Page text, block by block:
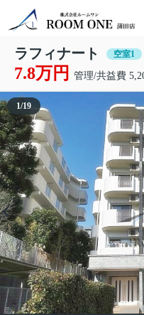
ラフィナート 空室1
7.8万円 管理/共益費
1/19